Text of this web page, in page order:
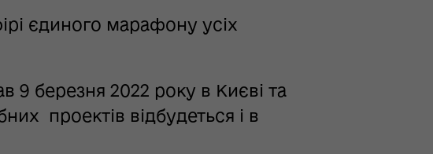
єдиного марафону усіх
9 березня 2022 року в Києві та
проектів відбудеться і в